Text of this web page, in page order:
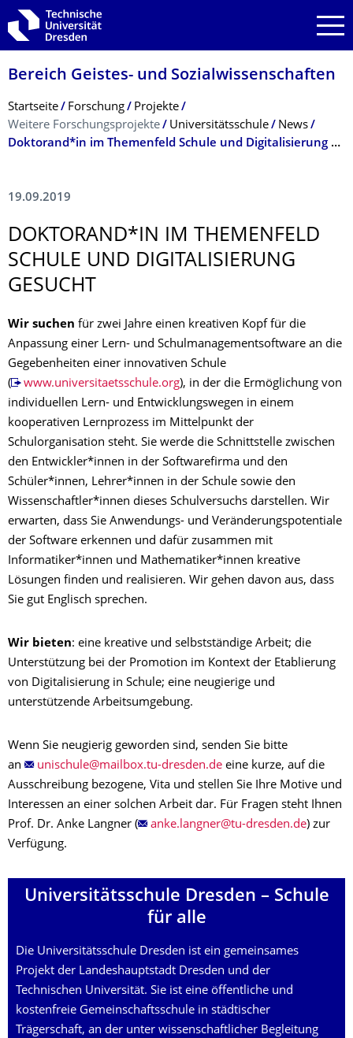
Zur Hauptnavigation springen
Zur Suche springen
Zum Inhalt springen
Bereich Geistes- und Sozialwissenschaf­ten
Breadcrumb-Menü
Startseite Forschung
Projekte
Weitere Forschungsprojekte
Universitätsschule
News
Doktorand*in im Themenfeld Schule und Digitalisierung gesucht
19.09.2019
DOKTORAND*IN IM THEMENFELD
SCHULE UND DIGITALISIERUNG
GESUCHT
Wir suchen für zwei Jahre einen kreativen Kopf für die
Anpassung einer Lern- und Schulmanagementsoftware an die
Gegebenheiten einer innovativen Schule
(
www.universitaetsschule.org), in der die Ermöglichung von
individuellen Lern- und Entwicklungswegen in einem
kooperativen Lernprozess im Mittelpunkt der
Schulorganisation steht. Sie werde die Schnittstelle zwischen
den Entwickler*innen in der Softwarefirma und den
Schüler*innen, Lehrer*innen in der Schule sowie den
Wissenschaftler*innen dieses Schulversuchs darstellen. Wir
erwarten, dass Sie Anwendungs- und Veränderungspotentiale
der Software erkennen und dafür zusammen mit
Informatiker*innen und Mathematiker*innen kreative
Lösungen finden und realisieren. Wir gehen davon aus, dass
Sie gut Englisch sprechen.
Wir bieten: eine kreative und selbstständige Arbeit; die
Unterstützung bei der Promotion im Kontext der Etablierung
von Digitalisierung in Schule; eine neugierige und
unterstützende Arbeitsumgebung.
Wenn Sie neugierig geworden sind, senden Sie bitte
an
eine kurze, auf die
Ausschreibung bezogene, Vita und stellen Sie Ihre Motive und
Interessen an einer solchen Arbeit dar. Für Fragen steht Ihnen
Prof. Dr. Anke Langner (
) zur
Verfügung.
Universitäts­schule Dresden – Schule
für alle
Die Universitätsschule Dresden ist ein gemein­sames
Projekt der Landes­haupt­stadt Dresden und der
Technischen Universität. Sie ist eine öffentliche und
kostenfreie Gemeinschaftsschule in städtischer
Trägerschaft, an der unter wissen­schaft­li­cher Begleitung